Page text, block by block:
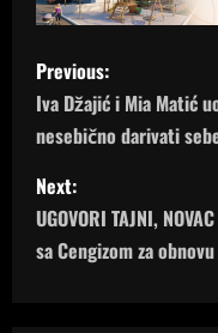
P
o
s
t
n
Previous:
Iva Džajić i Mia Matić
nesebično darivati
Next:
UGOVORI TAJNI,
sa Cengizom za